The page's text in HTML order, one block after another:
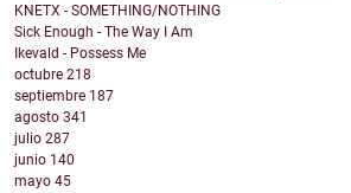
KNETX - SOMETHING/NOTHING
Sick Enough - The Way I Am
Ikevald - Possess Me
octubre 218
septiembre 187
agosto 341
julio 287
junio 140
mayo 45